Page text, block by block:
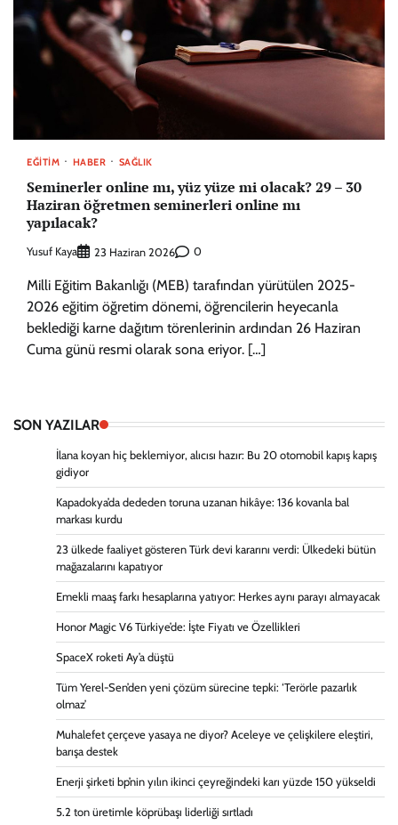
EĞITIM HABER SAĞLIK
Seminerler online mı, yüz yüze mi olacak? 29 – 30
Haziran öğretmen seminerleri online mı
yapılacak?
Yusuf Kaya 23 Haziran 2026 0
Milli Eğitim Bakanlığı (MEB) tarafından yürütülen 2025-
2026 eğitim öğretim dönemi, öğrencilerin heyecanla
beklediği karne dağıtım törenlerinin ardından 26 Haziran
Cuma günü resmi olarak sona eriyor. […]
SON YAZILAR
İlana koyan hiç beklemiyor, alıcısı hazır: Bu 20 otomobil kapış kapış
gidiyor
Kapadokya’da dededen toruna uzanan hikâye: 136 kovanla bal
markası kurdu
23 ülkede faaliyet gösteren Türk devi kararını verdi: Ülkedeki bütün
mağazalarını kapatıyor
Emekli maaş farkı hesaplarına yatıyor: Herkes aynı parayı almayacak
Honor Magic V6 Türkiye’de: İşte Fiyatı ve Özellikleri
SpaceX roketi Ay’a düştü
Tüm Yerel-Sen’den yeni çözüm sürecine tepki: ‘Terörle pazarlık
olmaz’
Muhalefet çerçeve yasaya ne diyor? Aceleye ve çelişkilere eleştiri,
barışa destek
Enerji şirketi bp’nin yılın ikinci çeyreğindeki karı yüzde 150 yükseldi
5.2 ton üretimle köprübaşı liderliği sırtladı